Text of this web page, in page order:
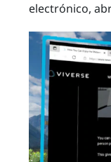
electrónico,